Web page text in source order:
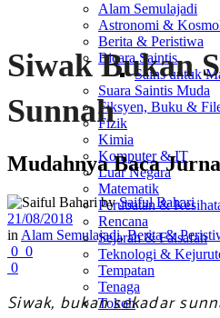
Alam Semulajadi
Astronomi &
Berita & Peristiwa
Bicara Saintis
Sains untuk
Suara Saintis Muda
Fiksyen, Buku &
Fizik
Kimia
Komputer & IT
Luar Negara
Matematik
Perubatan &
Rencana
Sejarah & Falsafah
Teknologi &
Tempatan
Tenaga
Tokoh
Siwak Bukan
Sunnah
Mudahnya Baca
by Saiful Bahari
21/08/2018
in Alam Semulajadi,Berita &
0 0
0
Siwak, bukan sekadar